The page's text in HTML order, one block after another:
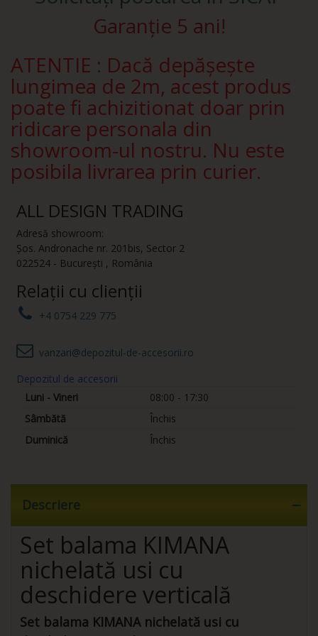
Garanție 5 ani!
ATENTIE : Dacă depășește
lungimea de 2m, acest produs
poate fi achizitionat doar prin
ridicare personala din
showroom-ul nostru. Nu este
posibila livrarea prin curier.
ALL DESIGN TRADING
Adresă showroom:
Șos. Andronache nr. 201bis, Sector 2
022524 - București , România
Relații cu clienții
+4 0754 229 775
vanzari@depozitul-de-accesorii.ro
Depozitul de accesorii
Luni - Vineri
08:00 - 17:30
Sâmbătă
Închis
Duminică
Închis
Descriere
Set balama KIMANA
nichelată usi cu
deschidere verticală
Set balama KIMANA nichelată usi cu